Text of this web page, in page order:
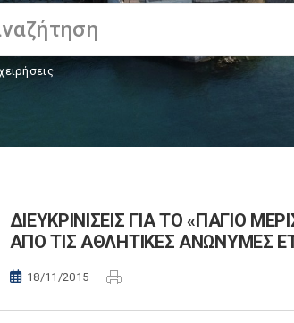
ΔΙΕΥΚΡΙΝΙΣΕΙΣ ΓΙΑ ΤΟ «ΠΑΓΙΟ
ΑΠΟ ΤΙΣ ΑΘΛΗΤΙΚΕΣ ΑΝΩΝΥΜΕΣ
18/11/2015